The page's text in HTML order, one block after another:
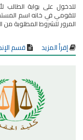
للقومي في خانه اسم
المرور للشروط المطلوبة من
إقرأ المزيد قسم